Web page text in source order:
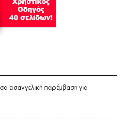
εισαγγελική παρέμβαση για